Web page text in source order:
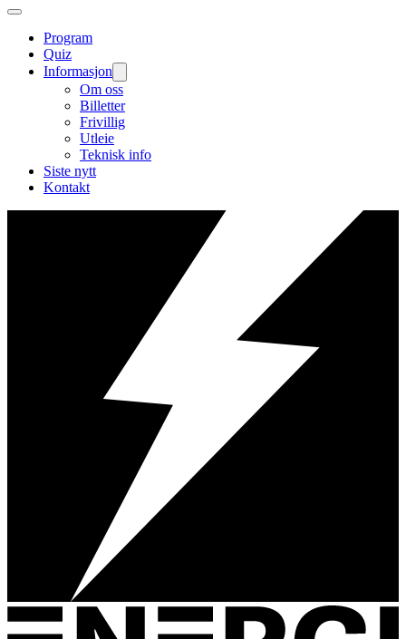
Program
Quiz
Informasjon
Om oss
Billetter
Frivillig
Utleie
Teknisk info
Siste nytt
Kontakt